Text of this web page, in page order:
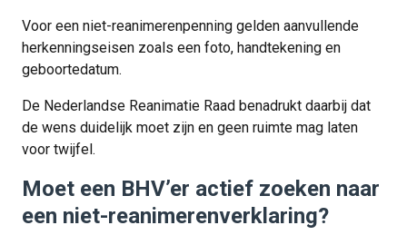
Voor een niet-reanimerenpenning gelden aanvullende
herkenningseisen zoals een foto, handtekening en
geboortedatum.
De Nederlandse Reanimatie Raad benadrukt daarbij dat
de wens duidelijk moet zijn en geen ruimte mag laten
voor twijfel.
Moet een BHV’er actief zoeken naar
een niet-reanimerenverklaring?